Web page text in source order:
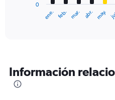
categories.
The
ene. feb. mar. abr. may.
0
Información